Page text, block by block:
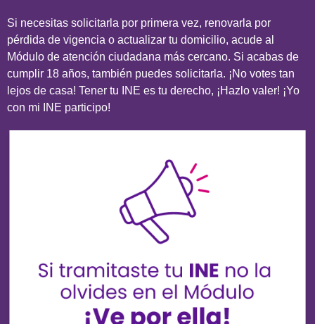
Si necesitas solicitarla por primera vez, renovarla por
pérdida de vigencia o actualizar tu domicilio, acude al
Módulo de atención ciudadana más cercano. Si acabas de
cumplir 18 años, también puedes solicitarla. ¡No votes tan
lejos de casa! Tener tu INE es tu derecho, ¡Hazlo valer! ¡Yo
con mi INE participo!